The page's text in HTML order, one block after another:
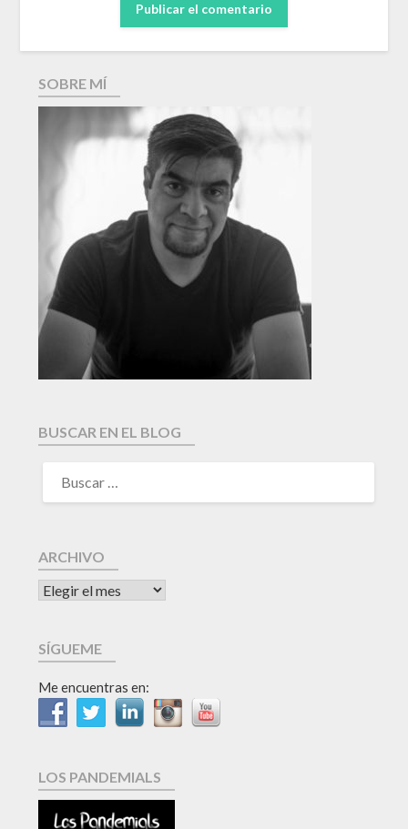
SOBRE MÍ
BUSCAR EN EL BLOG
ARCHIVO
SÍGUEME
Me encuentras en:
LOS PANDEMIALS